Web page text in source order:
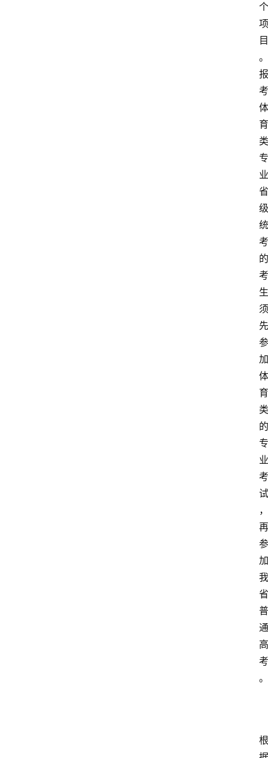
个
项
目
。
报
考
体
育
类
专
业
省
级
统
考
的
考
生
须
先
参
加
体
育
类
的
专
业
考
试
，
再
参
加
我
省
普
通
高
考
。
根